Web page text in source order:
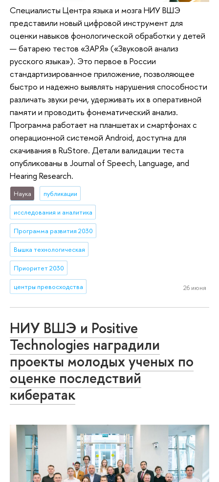
Специалисты Центра языка и мозга НИУ ВШЭ
представили новый цифровой инструмент для
оценки навыков фонологической обработки у детей
— батарею тестов «ЗАРЯ» («Звуковой анализ
русского языка»). Это первое в России
стандартизированное приложение, позволяющее
быстро и надежно выявлять нарушения способности
различать звуки речи, удерживать их в оперативной
памяти и проводить фонематический анализ.
Программа работает на планшетах и смартфонах с
операционной системой Android, доступна для
скачивания в RuStore. Детали валидации теста
опубликованы в Journal of Speech, Language, and
Hearing Research.
Наука публикации
исследования и аналитика
Программа развития 2030
Вышка технологическая
Приоритет 2030
центры превосходства 26 июня
НИУ ВШЭ и Positive
Technologies наградили
проекты молодых ученых по
оценке последствий
кибератак